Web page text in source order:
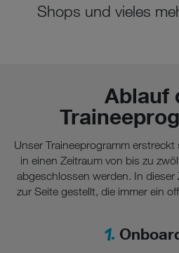
Shops und vieles
Ablauf
Unser Traineeprogramm
in einen Zeitraum von bis zu
abgeschlossen werden. In
zur Seite gestellt, die immer ein
1.